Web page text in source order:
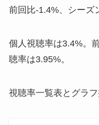
前回比-1.4%、シーズ
個人視聴率は3.4%。
聴率は3.95%。
視聴率一覧表とグラフ